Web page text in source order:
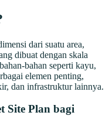
dari suatu area,
dibuat dengan skala
bahan seperti kayu,
elemen penting,
dan infrastruktur lainnya.
Site Plan bagi